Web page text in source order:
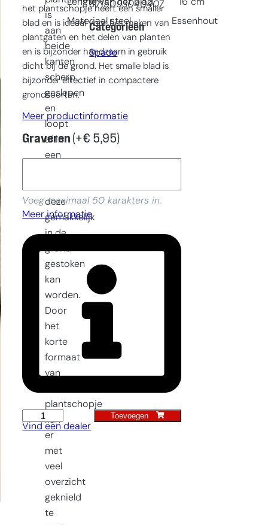
het plantschopje heeft een smaller
blad en is ideaal voor het maken van
plantgaten en het delen van planten
en is bijzonder handzaam in gebruik
dicht bij de grond. Het smalle blad is
bijzonder effectief in compactere
grondsoorten.
Meer productinformatie
Graveren (+€ 5,95)
Voeg maximaal 50 karakters in.
Meer informatie
Plantschopje
smal
aantal
Toevoegen
Vind een dealer
is
aan
beide
kanten
scherp
geslepen
en
loopt
af in
een
deze
gemakkelijk
in de
grond
gestoken
kan
worden.
Door
het
korte
formaat
van
plantschopje
kan
er
met
veel
overzicht
geknield
te
Lengte van het blad 16 cm
Materiaal steel Essenhout
8715093040407
Categorieën
Spade